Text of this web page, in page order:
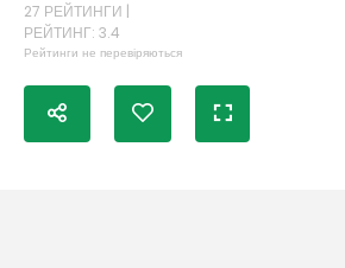
27 РЕЙТИНГИ |
РЕЙТИНГ: 3.4
Рейтинги не перевіряються